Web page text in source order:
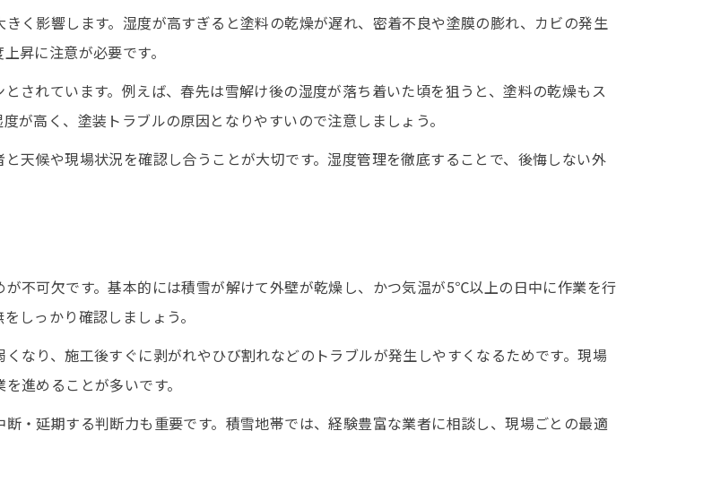
地で外壁塗装する際の施工ポイント
塗装の耐久性を高める寒冷地対策とは
塗装で寒冷地特有の劣化を防ぐ方法
地で外壁塗装する時の専門業者の選び方
塗装で結露や凍害を避ける注意点
塗装の冬対策で安心できる工事準備法
時の外壁塗装で予定通り進めるコツ
塗装の冬期施工で事前に確認したい事項
く影響します。湿度が高すぎると塗料の乾燥が遅れ、密着不良や塗膜の膨れ、カビの発生
昇に注意が必要です。
されています。例えば、春先は雪解け後の湿度が落ち着いた頃を狙うと、塗料の乾燥もス
が高く、塗装トラブルの原因となりやすいので注意しましょう。
天候や現場状況を確認し合うことが大切です。湿度管理を徹底することで、後悔しない外
不可欠です。基本的には積雪が解けて外壁が乾燥し、かつ気温が5℃以上の日中に作業を行
しっかり確認しましょう。
なり、施工後すぐに剥がれやひび割れなどのトラブルが発生しやすくなるためです。現場
進めることが多いです。
・延期する判断力も重要です。積雪地帯では、経験豊富な業者に相談し、現場ごとの最適